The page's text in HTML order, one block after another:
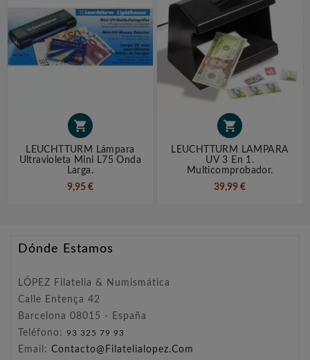

LEUCHTTURM Lámpara
Ultravioleta Mini L75 Onda
Larga.
9,95 €

LEUCHTTURM LAMPARA
UV 3 En 1.
Multicomprobador.
39,99 €
Dónde Estamos
LÓPEZ Filatelia & Numismática
Calle Entença 42
Barcelona 08015 - España
Teléfono: 93 325 79 93
Email: Contacto@filatelialopez.com